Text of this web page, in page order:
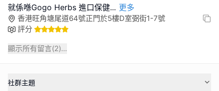
就係喺Gogo Herbs 進口保健... 更多
香港旺角塘尾道64號正門於5樓D室弼街1-7號
評分
顯示所有留言(2)...
社群主題